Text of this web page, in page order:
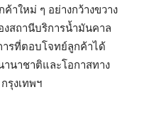
าใหม่ ๆ อย่างกว้างขวาง
สถานีบริการน้ำมันคาล
ารที่ตอบโจทย์ลูกค้าได้
นาชาติและโอกาสทาง
รุงเทพฯ